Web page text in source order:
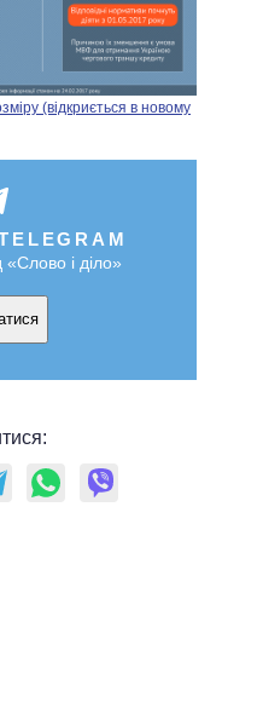
(відкриється в новому
«Слово і діло»